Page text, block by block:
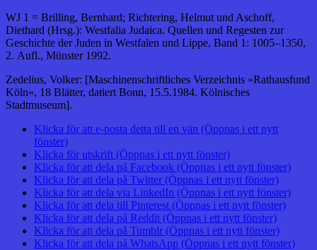
WJ 1 = Brilling, Bernhard; Richtering, Helmut und Aschoff,
Diethard (Hrsg.): Westfalia Judaica. Quellen und Regesten zur
Geschichte der Juden in Westfalen und Lippe, Band 1: 1005–1350,
2. Aufl., Münster 1992.
Zedelius, Volker: [Maschinenschriftliches Verzeichnis »Rathausfund
Köln«, 18 Blätter, datiert Bonn, 15.5.1984. Kölnisches
Stadtmuseum].
Klicka för att e-posta detta till en vän (Öppnas i ett nytt
fönster)
Klicka för utskrift (Öppnas i ett nytt fönster)
Klicka för att dela på Facebook (Öppnas i ett nytt fönster)
Klicka för att dela på Twitter (Öppnas i ett nytt fönster)
Klicka för att dela via LinkedIn (Öppnas i ett nytt fönster)
Klicka för att dela till Pinterest (Öppnas i ett nytt fönster)
Klicka för att dela på Reddit (Öppnas i ett nytt fönster)
Klicka för att dela på Tumblr (Öppnas i ett nytt fönster)
Klicka för att dela på WhatsApp (Öppnas i ett nytt fönster)